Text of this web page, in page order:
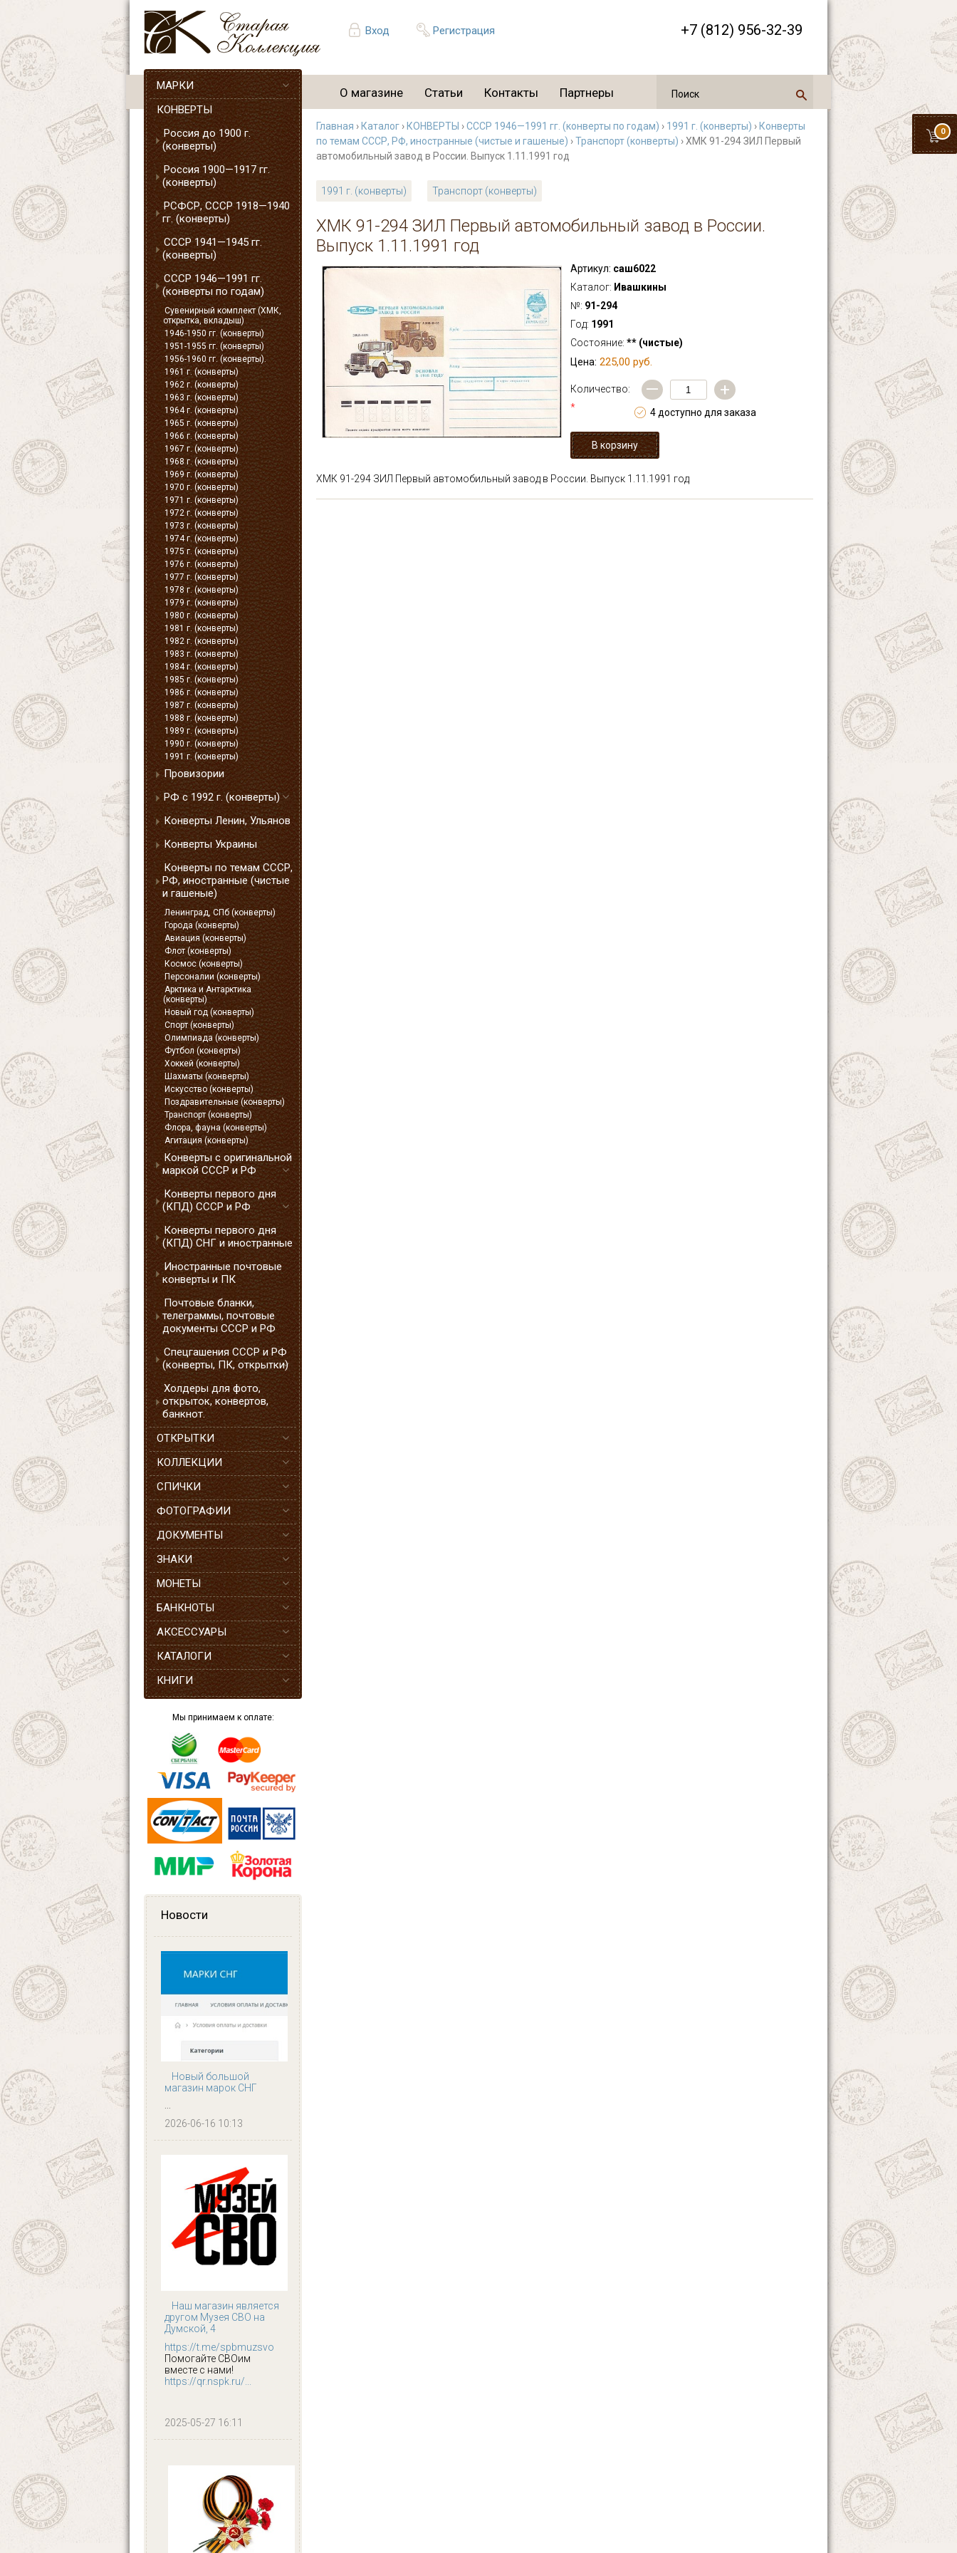
Вход Регистрация +7 (812) 956-32-39
0
О магазине Статьи Контакты Партнеры
МАРКИ
КОНВЕРТЫ
Россия до 1900 г.
(конверты)
Россия 1900—1917 гг.
(конверты)
РСФСР, СССР 1918—1940
гг. (конверты)
СССР 1941—1945 гг.
(конверты)
СССР 1946—1991 гг.
(конверты по годам)
Сувенирный комплект (ХМК,
открытка, вкладыш)
1946-1950 гг. (конверты)
1951-1955 гг. (конверты)
1956-1960 гг. (конверты).
1961 г. (конверты)
1962 г. (конверты)
1963 г. (конверты)
1964 г. (конверты)
1965 г. (конверты)
1966 г. (конверты)
1967 г. (конверты)
1968 г. (конверты)
1969 г. (конверты)
1970 г. (конверты)
1971 г. (конверты)
1972 г. (конверты)
1973 г. (конверты)
1974 г. (конверты)
1975 г. (конверты)
1976 г. (конверты)
1977 г. (конверты)
1978 г. (конверты)
1979 г. (конверты)
1980 г. (конверты)
1981 г. (конверты)
1982 г. (конверты)
1983 г. (конверты)
1984 г. (конверты)
1985 г. (конверты)
1986 г. (конверты)
1987 г. (конверты)
1988 г. (конверты)
1989 г. (конверты)
1990 г. (конверты)
1991 г. (конверты)
Провизории
РФ с 1992 г. (конверты)
Конверты Ленин, Ульянов
Конверты Украины
Конверты по темам СССР,
РФ, иностранные (чистые
и гашеные)
Ленинград, СПб (конверты)
Города (конверты)
Авиация (конверты)
Флот (конверты)
Космос (конверты)
Персоналии (конверты)
Арктика и Антарктика
(конверты)
Новый год (конверты)
Спорт (конверты)
Олимпиада (конверты)
Футбол (конверты)
Хоккей (конверты)
Шахматы (конверты)
Искусство (конверты)
Поздравительные (конверты)
Транспорт (конверты)
Флора, фауна (конверты)
Агитация (конверты)
Конверты с оригинальной
маркой СССР и РФ
Конверты первого дня
(КПД) СССР и РФ
Конверты первого дня
(КПД) СНГ и иностранные
Иностранные почтовые
конверты и ПК
Почтовые бланки,
телеграммы, почтовые
документы СССР и РФ
Спецгашения СССР и РФ
(конверты, ПК, открытки)
Холдеры для фото,
открыток, конвертов,
банкнот.
ОТКРЫТКИ
КОЛЛЕКЦИИ
СПИЧКИ
ФОТОГРАФИИ
ДОКУМЕНТЫ
ЗНАКИ
МОНЕТЫ
БАНКНОТЫ
АКСЕССУАРЫ
КАТАЛОГИ
КНИГИ
Мы принимаем к оплате:
Новости
Новый большой
магазин марок СНГ
...
2026-06-16 10:13
Наш магазин является
другом Музея СВО на
Думской, 4
https://t.me/spbmuzsvo
Помогайте СВОим
вместе с нами!
https://qr.nspk.ru/...
2025-05-27 16:11
Главная › Каталог › КОНВЕРТЫ ›СССР 1946—1991 гг. (конверты по годам) › 1991 г. (конверты) › Конверты
по темам СССР, РФ, иностранные (чистые и гашеные) ›Транспорт (конверты) › ХМК 91-294 ЗИЛ Первый
автомобильный завод в России. Выпуск 1.11.1991 год
1991 г. (конверты) Транспорт (конверты)
ХМК 91-294 ЗИЛ Первый автомобильный завод в России.
Выпуск 1.11.1991 год
Артикул: саш6022
Каталог: Ивашкины
№: 91-294
Год: 1991
Состояние: ** (чистые)
Цена: 225,00 руб.
Количество:
*
— +
4 доступно для заказа
ХМК 91-294 ЗИЛ Первый автомобильный завод в России. Выпуск 1.11.1991 год